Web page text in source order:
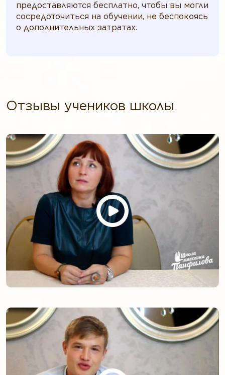
предоставляются бесплатно, чтобы вы могли
сосредоточиться на обучении, не беспокоясь
о дополнительных затратах.
Отзывы учеников школы